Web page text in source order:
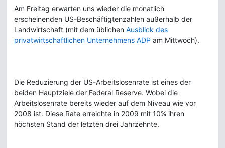
Am Freitag erwarten uns wieder die monatlich
erscheinenden US-Beschäftigtenzahlen außerhalb der
Landwirtschaft (mit dem üblichen Ausblick des
privatwirtschaftlichen Unternehmens ADP am Mittwoch).
Die Reduzierung der US-Arbeitslosenrate ist eines der
beiden Hauptziele der Federal Reserve. Wobei die
Arbeitslosenrate bereits wieder auf dem Niveau wie vor
2008 ist. Diese Rate erreichte in 2009 mit 10% ihren
höchsten Stand der letzten drei Jahrzehnte.